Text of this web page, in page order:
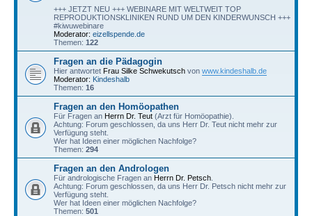
+++ JETZT NEU +++ WEBINARE MIT WELTWEIT TOP
REPRODUKTIONSKLINIKEN RUND UM DEN KINDERWUNSCH +++
#kiwuwebinare
Moderator: eizellspende.de
Themen: 122
Fragen an die Pädagogin
Hier antwortet Frau Silke Schwekutsch von www.kindeshalb.de
Moderator: Kindeshalb
Themen: 16
Fragen an den Homöopathen
Für Fragen an Herrn Dr. Teut (Arzt für Homöopathie).
Achtung: Forum geschlossen, da uns Herr Dr. Teut nicht mehr zur
Verfügung steht.
Wer hat Ideen einer möglichen Nachfolge?
Themen: 294
Fragen an den Andrologen
Für andrologische Fragen an Herrn Dr. Petsch
Achtung: Forum geschlossen, da uns Herr Dr. Petsch nicht mehr zur
Verfügung steht.
Wer hat Ideen einer möglichen Nachfolge?
Themen: 501